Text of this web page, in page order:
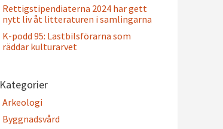
Rettigstipendiaterna 2024 har gett
nytt liv åt litteraturen i samlingarna
K-podd 95: Lastbilsförarna som
räddar kulturarvet
Kategorier
Arkeologi
Byggnadsvård